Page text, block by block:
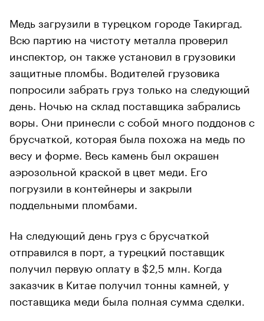
Медь загрузили в турецком городе Такиргад.
Всю партию на чистоту металла проверил
инспектор, он также установил в грузовики
защитные пломбы. Водителей грузовика
попросили забрать груз только на следующий
день. Ночью на склад поставщика забрались
воры. Они принесли с собой много поддонов с
брусчаткой, которая была похожа на медь по
весу и форме. Весь камень был окрашен
аэрозольной краской в цвет меди. Его
погрузили в контейнеры и закрыли
поддельными пломбами.
На следующий день груз с брусчаткой
отправился в порт, а турецкий поставщик
получил первую оплату в $2,5 млн. Когда
заказчик в Китае получил тонны камней, у
поставщика меди была полная сумма сделки.